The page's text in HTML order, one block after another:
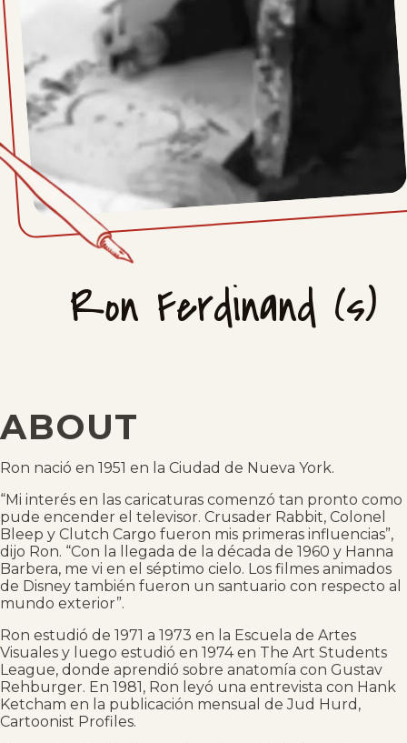
Ron Ferdinand (s)
ABOUT
Ron nació en 1951 en la Ciudad de Nueva York.
“Mi interés en las caricaturas comenzó tan pronto como
pude encender el televisor. Crusader Rabbit, Colonel
Bleep y Clutch Cargo fueron mis primeras influencias”,
dijo Ron. “Con la llegada de la década de 1960 y Hanna
Barbera, me vi en el séptimo cielo. Los filmes animados
de Disney también fueron un santuario con respecto al
mundo exterior”.
Ron estudió de 1971 a 1973 en la Escuela de Artes
Visuales y luego estudió en 1974 en The Art Students
League, donde aprendió sobre anatomía con Gustav
Rehburger. En 1981, Ron leyó una entrevista con Hank
Ketcham en la publicación mensual de Jud Hurd,
Cartoonist Profiles.